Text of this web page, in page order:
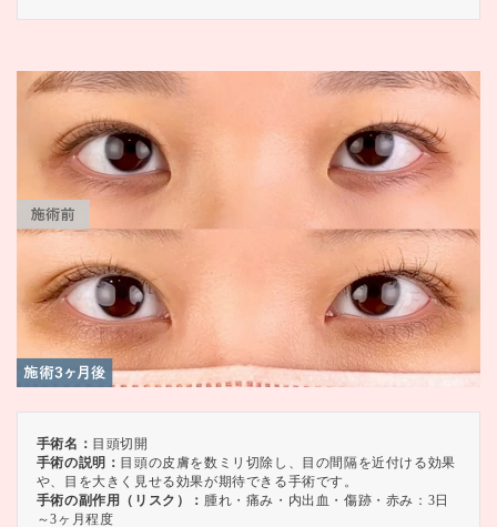
手術名： 目頭切開
手術の説明： 目頭の皮膚を数ミリ切除し、目の間隔を近付ける効果
や、目を大きく見せる効果が期待できる手術です。
手術の副作用（リスク）： 腫れ・痛み・内出血・傷跡・赤み：3日
～3ヶ月程度